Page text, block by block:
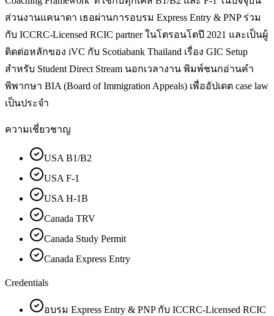
ส่วนงานแคนาดา เธอผ่านการอบรม Express Entry & PNP ร่วม
กับ ICCRC-Licensed RCIC partner ในโตรอนโตปี 2021 และเป็นผู้
ติดต่อหลักของ iVC กับ Scotiabank Thailand เรื่อง GIC Setup
สำหรับ Student Direct Stream นอกเวลางาน พิมพ์ชนกอ่านคำ
พิพากษา BIA (Board of Immigration Appeals) เพื่ออัปเดต case law
เป็นประจำ
ความเชี่ยวชาญ
USA B1/B2
USA F-1
USA H-1B
Canada TRV
Canada Study Permit
Canada Express Entry
Credentials
อบรม Express Entry & PNP กับ ICCRC-Licensed RCIC